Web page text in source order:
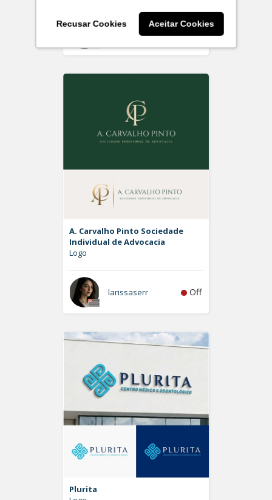
Recusar Cookies Aceitar Cookies
Rdesign SM Off
A. Carvalho Pinto Sociedade
Individual de Advocacia
Logo
larissaserr Off
Plurita